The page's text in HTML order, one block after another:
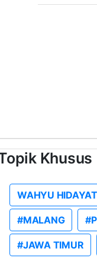
Khusus
WAHYU HIDAYAT
#MALANG
#JAWA TIMUR